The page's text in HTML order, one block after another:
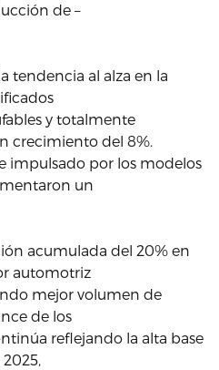
de –
tendencia al alza en la
y totalmente
crecimiento del 8%.
impulsado por los modelos
un
acumulada del 20% en
automotriz
mejor volumen de
de los
reflejando la alta base